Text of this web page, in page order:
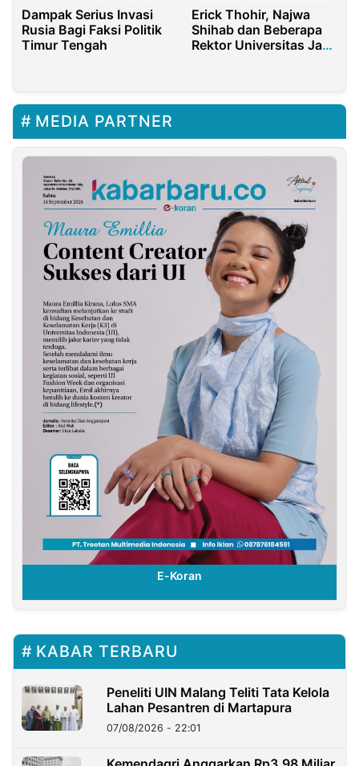
Dampak Serius Invasi
Rusia Bagi Faksi Politik
Timur Tengah
Erick Thohir, Najwa
Shihab dan Beberapa
Rektor Universitas Jadi
MEDIA PARTNER
E-Koran
KABAR TERBARU
Peneliti UIN Malang Teliti Tata Kelola
Lahan Pesantren di Martapura
07/08/2026 - 22:01